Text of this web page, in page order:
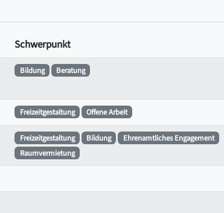
Schwerpunkt
Bildung Beratung
Freizeitgestaltung Offene Arbeit
Freizeitgestaltung Bildung
Ehrenamtliches Engagement
Raumvermietung